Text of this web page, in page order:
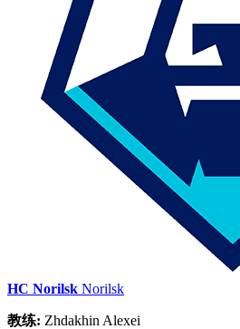
HC Norilsk Norilsk
教练: Zhdakhin Alexei